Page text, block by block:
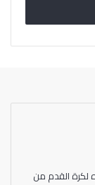
لكرة القدم من